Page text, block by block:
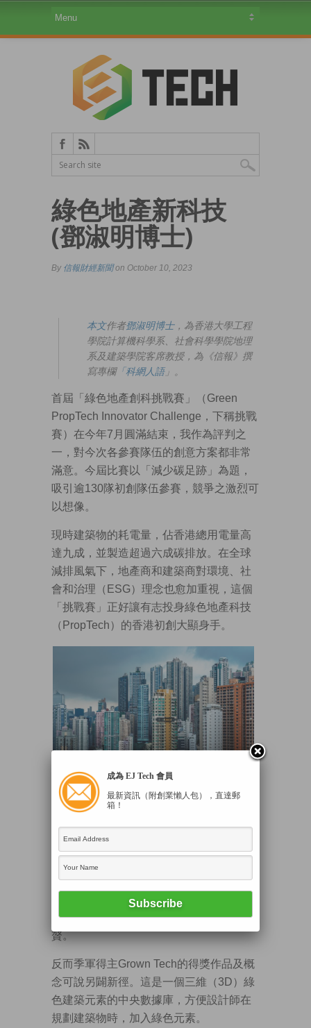
綠色地產新科技
(鄧淑明博士)
By 信報財經新聞on October 10, 2023
本文作者鄧淑明博士，為香港大學工程
學院計算機科學系、社會科學學院地理
系及建築學院客席教授，為《信報》撰
寫專欄「科網人語」。
首屆「綠色地產創科挑戰賽」（Green
PropTech Innovator Challenge，下稱挑戰
賽）在今年7月圓滿結束，我作為評判之
一，對今次各參賽隊伍的創意方案都非常
滿意。今屆比賽以「減少碳足跡」為題，
吸引逾130隊初創隊伍參賽，競爭之激烈可
以想像。
現時建築物的耗電量，佔香港總用電量高
達九成，並製造超過六成碳排放。在全球
減排風氣下，地產商和建築商對環境、社
會和治理（ESG）理念也愈加重視，這個
「挑戰賽」正好讓有志投身綠色地產科技
（PropTech）的香港初創大顯身手。
現時建築物的耗電量，佔香港總用電量高
達九成，並製造超過六成碳排放。
（Freepik網上圖片）
冠軍是本地初創blutech.io，它的人工智能
物聯網（AIoT）物業管理系統，防止商場
用戶、醫院病人於洗手間或育嬰室等密閉
空間暈倒後失救，意念貼地實用，已獲不
少大企業採用，傳媒也有報道，在此不
贅。
反而季軍得主Grown Tech的得獎作品及概
念可說另闢新徑。這是一個三維（3D）綠
色建築元素的中央數據庫，方便設計師在
規劃建築物時，加入綠色元素。
成為 EJ Tech 會員
最新資訊（附創業懶人包），直達郵
箱！